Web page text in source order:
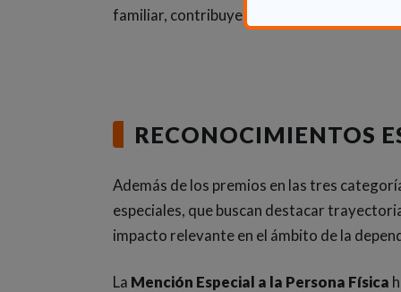
familiar, contribuyendo así a un modelo
RECONOCIMIENTOS
Además de los premios en las tres
especiales, que buscan destacar
impacto relevante en el ámbito de la
La Mención Especial a la Persona Física